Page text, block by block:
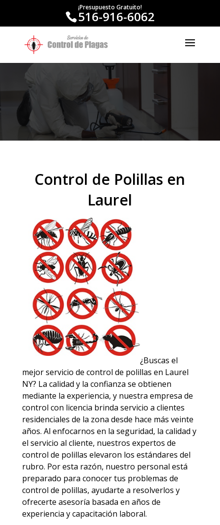
¡Presupuesto Gratuito!
516-916-6062
Control de Polillas en
Laurel
¿Buscas el
mejor servicio de control de polillas en Laurel
NY? La calidad y la confianza se obtienen
mediante la experiencia, y nuestra empresa de
control con licencia brinda servicio a clientes
residenciales de la zona desde hace más veinte
años. Al enfocarnos en la seguridad, la calidad y
el servicio al cliente, nuestros expertos de
control de polillas elevaron los estándares del
rubro. Por esta razón, nuestro personal está
preparado para conocer tus problemas de
control de polillas, ayudarte a resolverlos y
ofrecerte asesoría basada en años de
experiencia y capacitación laboral.